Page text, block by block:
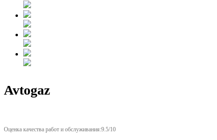
Avtogaz
Оценка качества работ и обслуживания:9.5/10